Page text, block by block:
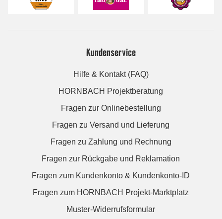
Kundenservice
Hilfe & Kontakt (FAQ)
HORNBACH Projektberatung
Fragen zur Onlinebestellung
Fragen zu Versand und Lieferung
Fragen zu Zahlung und Rechnung
Fragen zur Rückgabe und Reklamation
Fragen zum Kundenkonto & Kundenkonto-ID
Fragen zum HORNBACH Projekt-Marktplatz
Muster-Widerrufsformular